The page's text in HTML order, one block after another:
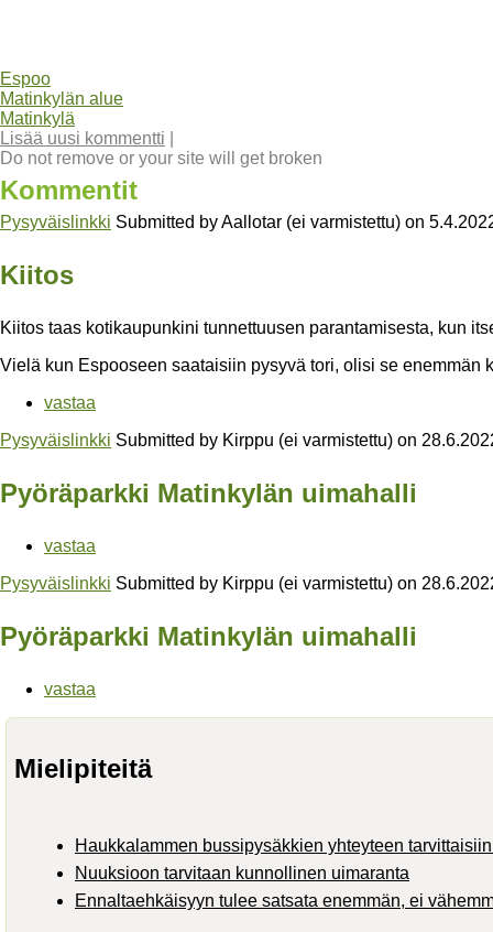
Espoo
Matinkylän alue
Matinkylä
Lisää uusi kommentti
Do not remove or your site will get broken
Kommentit
Pysyväislinkki Submitted byAallotar (ei varmistettu) on
Kiitos
Kiitos taas kotikaupunkini tunnettuusen parantamisesta, kun
Vielä kun Espooseen saataisiin pysyvä tori, olisi se enemmän
vastaa
Pysyväislinkki Submitted by Kirppu (ei varmistettu) on
Pyöräparkki Matinkylän uimahalli
vastaa
Pysyväislinkki Submitted by Kirppu (ei varmistettu) on
Pyöräparkki Matinkylän uimahalli
vastaa
Mielipiteitä
Haukkalammen bussipysäkkien yhteyteen
Nuuksioon tarvitaan kunnollinen uimaranta
Ennaltaehkäisyyn tulee satsata enemmän, ei